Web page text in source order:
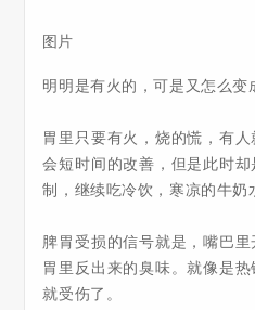
图片
明明是有火的，可是又怎么变
胃里只要有火，烧的慌，有
会短时间的改善，但是此时
制，继续吃冷饮，寒凉的牛奶
脾胃受损的信号就是，嘴巴
胃里反出来的臭味。就像是
就受伤了。